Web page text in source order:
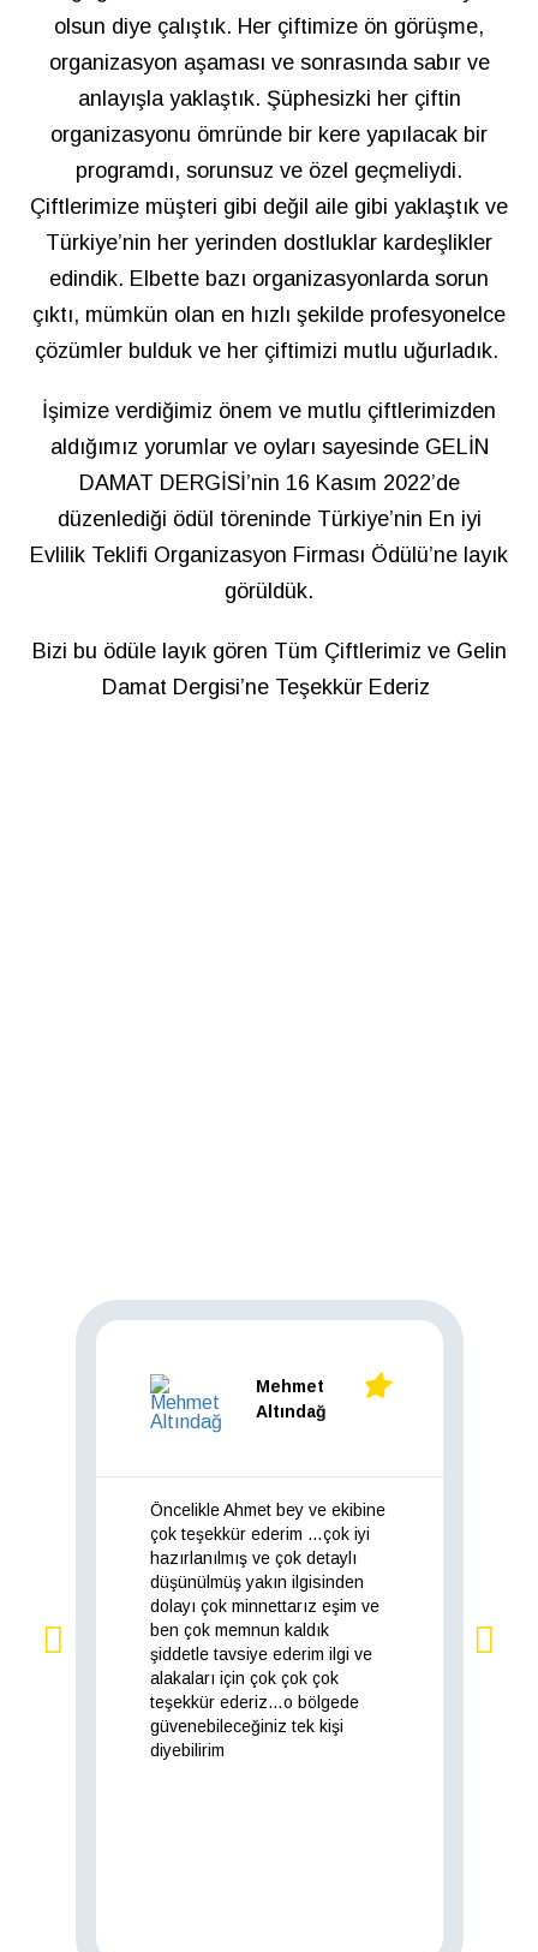
olsun diye çalıştık. Her çiftimize ön görüşme,
organizasyon aşaması ve sonrasında sabır ve
anlayışla yaklaştık. Şüphesizki her çiftin
organizasyonu ömründe bir kere yapılacak bir
programdı, sorunsuz ve özel geçmeliydi.
Çiftlerimize müşteri gibi değil aile gibi yaklaştık ve
Türkiye’nin her yerinden dostluklar kardeşlikler
edindik. Elbette bazı organizasyonlarda sorun
çıktı, mümkün olan en hızlı şekilde profesyonelce
çözümler bulduk ve her çiftimizi mutlu uğurladık.
İşimize verdiğimiz önem ve mutlu çiftlerimizden
aldığımız yorumlar ve oyları sayesinde GELİN
DAMAT DERGİSİ’nin 16 Kasım 2022’de
düzenlediği ödül töreninde Türkiye’nin En iyi
Evlilik Teklifi Organizasyon Firması Ödülü’ne layık
görüldük.
Bizi bu ödüle layık gören Tüm Çiftlerimiz ve Gelin
Damat Dergisi’ne Teşekkür Ederiz
Mehmet
Altındağ
Öncelikle Ahmet bey ve ekibine
çok teşekkür ederim …çok iyi
hazırlanılmış ve çok detaylı
düşünülmüş yakın ilgisinden
dolayı çok minnettarız eşim ve
ben çok memnun kaldık
şiddetle tavsiye ederim ilgi ve
alakaları için çok çok çok
teşekkür ederiz…o bölgede
güvenebileceğiniz tek kişi
diyebilirim